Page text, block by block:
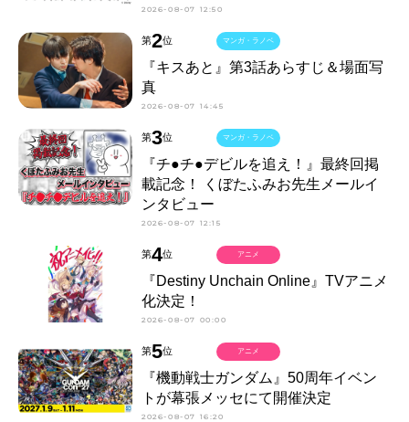
2026-08-07 12:50
第2位
『キスあと』第3話あらすじ＆場面写
真
2026-08-07 14:45
マンガ・ラノベ
第3位
『チ●チ●デビルを追え！』最終回掲
載記念！ くぼたふみお先生メールイ
ンタビュー
2026-08-07 12:15
マンガ・ラノベ
第4位
『Destiny Unchain Online』TVアニメ
化決定！
2026-08-07 00:00
アニメ
第5位
『機動戦士ガンダム』50周年イベン
トが幕張メッセにて開催決定
2026-08-07 16:20
アニメ